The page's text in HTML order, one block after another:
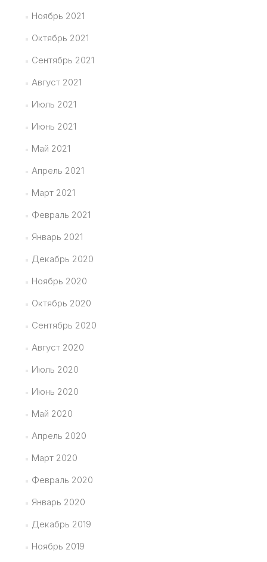
Ноябрь 2021
Октябрь 2021
Сентябрь 2021
Август 2021
Июль 2021
Июнь 2021
Май 2021
Апрель 2021
Март 2021
Февраль 2021
Январь 2021
Декабрь 2020
Ноябрь 2020
Октябрь 2020
Сентябрь 2020
Август 2020
Июль 2020
Июнь 2020
Май 2020
Апрель 2020
Март 2020
Февраль 2020
Январь 2020
Декабрь 2019
Ноябрь 2019